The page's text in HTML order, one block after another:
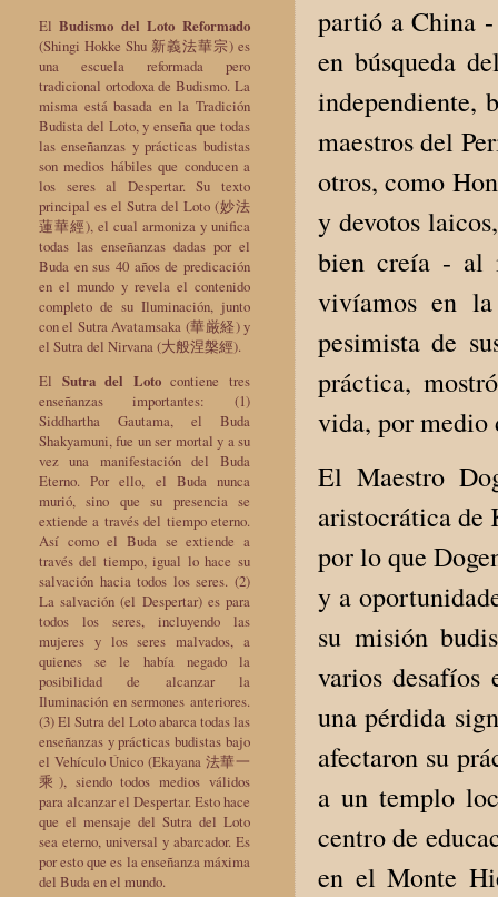
partió a China
en búsqueda
independiente,
maestros del
otros, como
y devotos
bien creía - al
vivíamos en
pesimista de
práctica,
vida, por medio
El Maestro
aristocrática de
por lo que
y a
su misión
varios desafíos
una pérdida
afectaron su
a un templo
centro de
en el Monte
ElBudismo del Loto Reformado
(Shingi Hokke Shu 新義法華宗) es
una escuela reformada pero
tradicional ortodoxa de Budismo. La
misma está basada en la Tradición
Budista del Loto, y enseña que todas
las enseñanzas y prácticas budistas
son medios hábiles que conducen a
los seres al Despertar. Su texto
principal es el Sutra del Loto (妙法
蓮華經), el cual armoniza y unifica
todas las enseñanzas dadas por el
Buda en sus 40 años de predicación
en el mundo y revela el contenido
completo de su Iluminación, junto
con el Sutra Avatamsaka (華厳経) y
el Sutra del Nirvana (大般涅槃經).
El Sutra del Lotocontiene tres
enseñanzas importantes: (1)
Siddhartha Gautama, el Buda
Shakyamuni, fue un ser mortal y a su
vez una manifestación del Buda
Eterno. Por ello, el Buda nunca
murió, sino que su presencia se
extiende a través del tiempo eterno.
Así como el Buda se extiende a
través del tiempo, igual lo hace su
salvación hacia todos los seres. (2)
La salvación (el Despertar) es para
todos los seres, incluyendo las
mujeres y los seres malvados, a
quienes se le había negado la
posibilidad de alcanzar la
Iluminación en sermones anteriores.
(3) El Sutra del Loto abarca todas las
enseñanzas y prácticas budistas bajo
el Vehículo Único (Ekayana 法華一
乘), siendo todos medios válidos
para alcanzar el Despertar. Esto hace
que el mensaje del Sutra del Loto
sea eterno, universal y abarcador. Es
por esto que es la enseñanza máxima
del Buda en el mundo.